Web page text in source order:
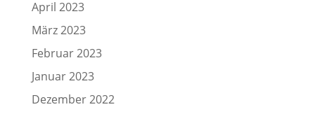
April 2023
März 2023
Februar 2023
Januar 2023
Dezember 2022